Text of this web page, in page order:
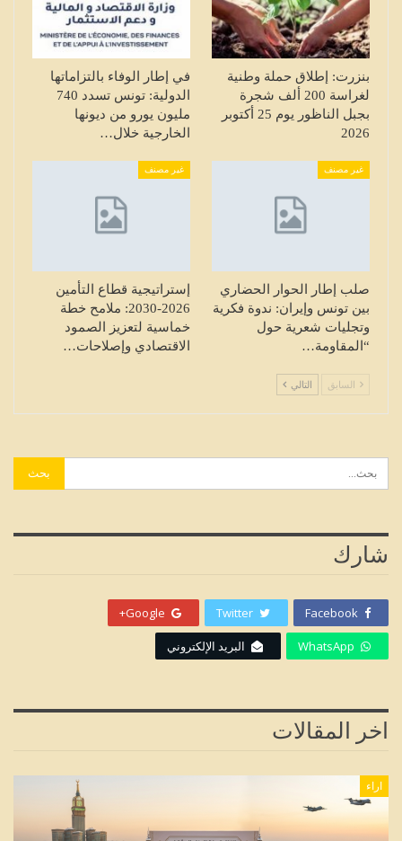
بنزرت: إطلاق حملة وطنية
لغراسة 200 ألف شجرة
بجبل الناظور يوم 25 أكتوبر
2026
في إطار الوفاء بالتزاماتها
الدولية: تونس تسدد 740
مليون يورو من ديونها
الخارجية خلال…
غير مصنف
صلب إطار الحوار الحضاري
بين تونس وإيران: ندوة فكرية
وتجليات شعرية حول
“المقاومة…
غير مصنف
إستراتيجية قطاع التأمين
2026-2030: ملامح خطة
خماسية لتعزيز الصمود
الاقتصادي وإصلاحات…
السابق التالي
شارك
Facebook
Twitter
Google+
WhatsApp البريد الإلكتروني
اخر المقالات
اراء